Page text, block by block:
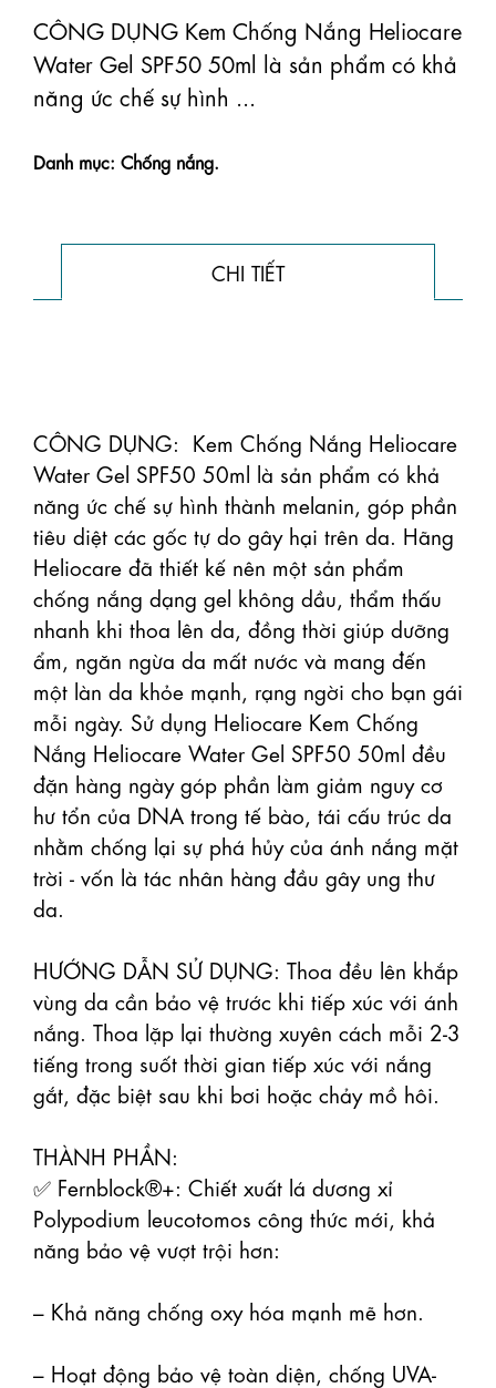
CÔNG DỤNG Kem Chống Nắng Heliocare
Water Gel SPF50 50ml là sản phẩm có khả
năng ức chế sự hình ...
Danh mục: Chống nắng.
CHI TIẾT
CÔNG DỤNG:  Kem Chống Nắng Heliocare
Water Gel SPF50 50ml là sản phẩm có khả
năng ức chế sự hình thành melanin, góp phần
tiêu diệt các gốc tự do gây hại trên da. Hãng
Heliocare đã thiết kế nên một sản phẩm
chống nắng dạng gel không dầu, thẩm thấu
nhanh khi thoa lên da, đồng thời giúp dưỡng
ẩm, ngăn ngừa da mất nước và mang đến
một làn da khỏe mạnh, rạng ngời cho bạn gái
mỗi ngày. Sử dụng Heliocare Kem Chống
Nắng Heliocare Water Gel SPF50 50ml đều
đặn hàng ngày góp phần làm giảm nguy cơ
hư tổn của DNA trong tế bào, tái cấu trúc da
nhằm chống lại sự phá hủy của ánh nắng mặt
trời - vốn là tác nhân hàng đầu gây ung thư
da.
HƯỚNG DẪN SỬ DỤNG: Thoa đều lên khắp
vùng da cần bảo vệ trước khi tiếp xúc với ánh
nắng. Thoa lặp lại thường xuyên cách mỗi 2-3
tiếng trong suốt thời gian tiếp xúc với nắng
gắt, đặc biệt sau khi bơi hoặc chảy mồ hôi.
THÀNH PHẦN:
✅ Fernblock®+: Chiết xuất lá dương xỉ
Polypodium leucotomos công thức mới, khả
năng bảo vệ vượt trội hơn:
– Khả năng chống oxy hóa mạnh mẽ hơn.
– Hoạt động bảo vệ toàn diện, chống UVA-